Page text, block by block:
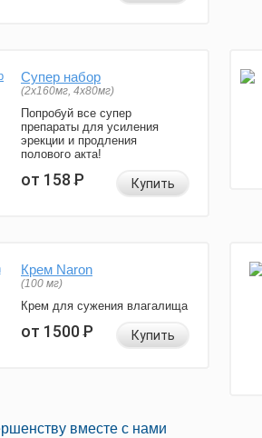
Супер набор
(2х160мг, 4х80мг)
Попробуй все супер
препараты для усиления
эрекции и продления
полового акта!
от 158Р Купить
Крем Naron
(100 мг)
Крем для сужения влагалища
от 1500Р Купить
вместе с нами